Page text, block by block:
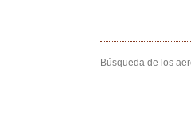
Búsqueda de los